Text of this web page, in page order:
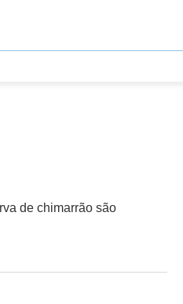
de chimarrão são